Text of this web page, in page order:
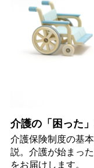
介護の「困った
介護保険制度の基
説。介護が始まっ
をお届けします。